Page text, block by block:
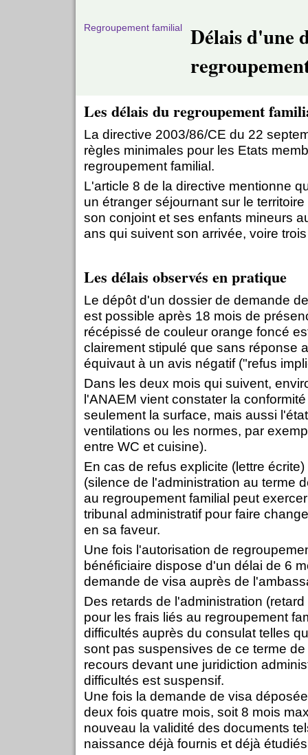
Regroupement familial
Délais d'une
Les délais du regroupement
La directive 2003/86/CE du 22
règles minimales pour les Etats
regroupement familial.
L'article 8 de la directive mentionne
un étranger séjournant sur le
son conjoint et ses enfants mineurs
ans qui suivent son arrivée, voire
Les délais observés en pratique
Le dépôt d'un dossier de demande
est possible après 18 mois de
récépissé de couleur orange foncé
clairement stipulé que sans réponse
équivaut à un avis négatif ("refus
Dans les deux mois qui suivent,
l'ANAEM vient constater la
seulement la surface, mais aussi
ventilations ou les normes, par
entre WC et cuisine).
En cas de refus explicite (lettre
(silence de l'administration au terme
au regroupement familial peut
tribunal administratif pour faire
en sa faveur.
Une fois l'autorisation de
bénéficiaire dispose d'un délai de 6
demande de visa auprès de
Des retards de l'administration
pour les frais liés au regroupement
difficultés auprès du consulat telles
sont pas suspensives de ce terme
recours devant une juridiction
difficultés est suspensif.
Une fois la demande de visa
deux fois quatre mois, soit 8 mois
nouveau la validité des documents
naissance déjà fournis et déjà